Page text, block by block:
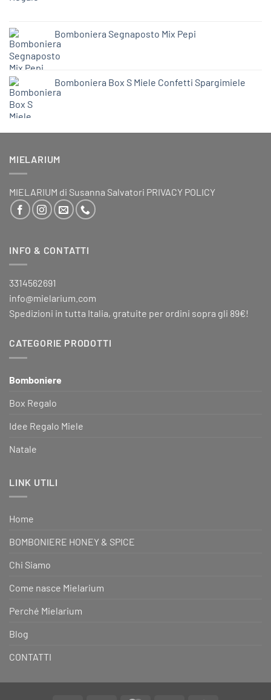
Bomboniera Segnaposto Mix Pepi
Bomboniera Box S Miele Confetti Spargimiele
MIELARIUM
MIELARIUM di Susanna Salvatori PRIVACY POLICY
INFO & CONTATTI
3314562691
info@mielarium.com
Spedizioni in tutta Italia, gratuite per ordini sopra gli 89€!
CATEGORIE PRODOTTI
Bomboniere
Box Regalo
Idee Regalo Miele
Natale
LINK UTILI
Home
BOMBONIERE HONEY & SPICE
Chi Siamo
Come nasce Mielarium
Perché Mielarium
Blog
CONTATTI